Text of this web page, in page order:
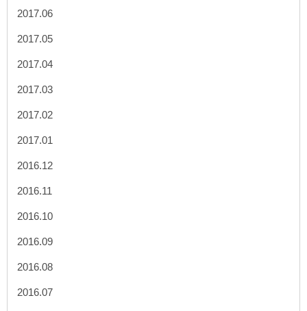
2017.06
2017.05
2017.04
2017.03
2017.02
2017.01
2016.12
2016.11
2016.10
2016.09
2016.08
2016.07